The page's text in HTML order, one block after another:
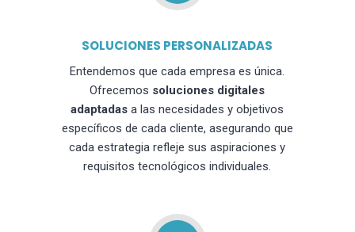
SOLUCIONES PERSONALIZADAS
Entendemos que cada empresa es única.
Ofrecemos soluciones digitales
adaptadas a las necesidades y objetivos
específicos de cada cliente, asegurando que
cada estrategia refleje sus aspiraciones y
requisitos tecnológicos individuales.